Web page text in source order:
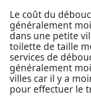
Le coût du
généralement
dans une petite
toilette de taille
services de
généralement
villes car il y a
pour effectuer le